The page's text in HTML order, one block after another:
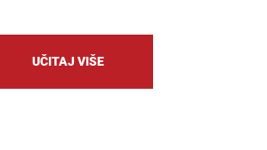
UČITAJ VIŠE